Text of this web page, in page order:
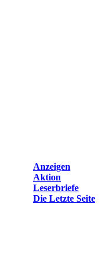
Anzeigen
Aktion
Leserbriefe
Die Letzte Seite